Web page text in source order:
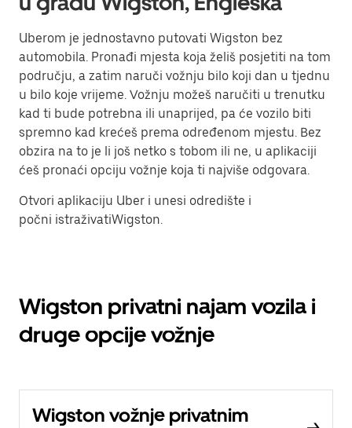
Uberom je jednostavno putovati Wigston bez
automobila. Pronađi mjesta koja želiš posjetiti na tom
području, a zatim naruči vožnju bilo koji dan u tjednu
u bilo koje vrijeme. Vožnju možeš naručiti u trenutku
kad ti bude potrebna ili unaprijed, pa će vozilo biti
spremno kad krećeš prema određenom mjestu. Bez
obzira na to je li još netko s tobom ili ne, u aplikaciji
ćeš pronaći opciju vožnje koja ti najviše odgovara.
Otvori aplikaciju Uber i unesi odredište i
počni istraživatiWigston.
Wigston privatni najam vozila i
druge opcije vožnje
Wigston vožnje privatnim